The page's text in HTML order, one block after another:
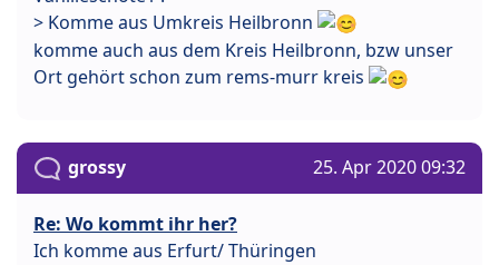
> Komme aus Umkreis Heilbronn
komme auch aus dem Kreis Heilbronn, bzw unser
Ort gehört schon zum rems-murr kreis
grossy 25. Apr 2020 09:32
Re: Wo kommt ihr her?
Ich komme aus Erfurt/ Thüringen